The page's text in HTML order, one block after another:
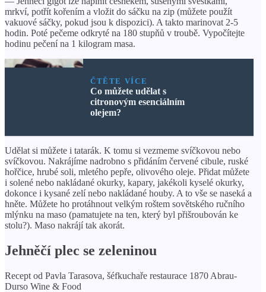
mrkví, potřít kořením a vložit do sáčku na zip (můžete použít
vakuové sáčky, pokud jsou k dispozici). A takto marinovat 2-5
hodin. Poté pečeme odkryté na 180 stupňů v troubě. Vypočítejte
hodinu pečení na 1 kilogram masa.
ČTĚTE VÍCE
Co můžete udělat s
citronovým esenciálním
olejem?
Udělat si můžete i tatarák. K tomu si vezmeme svíčkovou nebo
svíčkovou. Nakrájíme nadrobno s přidáním červené cibule, ruské
hořčice, hrubé soli, mletého pepře, olivového oleje. Přidat můžete
i solené nebo nakládané okurky, kapary, jakékoli kyselé okurky,
dokonce i kysané zelí nebo nakládané houby. A to vše se naseká a
hněte. Můžete ho protáhnout velkým roštem sovětského ručního
mlýnku na maso (pamatujete na ten, který byl přišroubován ke
stolu?). Maso nakrájí tak akorát.
Jehněčí plec se zeleninou
Recept od Pavla Tarasova, šéfkuchaře restaurace 1870 Abrau-
Durso Wine & Food